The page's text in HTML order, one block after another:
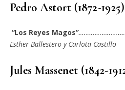
Pedro Astort (1872-1925)
“Los Reyes Magos”
Esther Ballestero y Carlota Castillo
Jules Massenet (1842-